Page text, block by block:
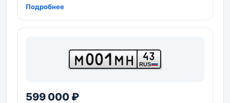
Подробнее
М001МН 43
RUS
599 000 ₽